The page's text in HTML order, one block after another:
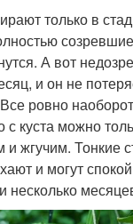
только в
А вот
и он не
ровно
с куста можно
жгучим. Тонкие
и могут
несколько